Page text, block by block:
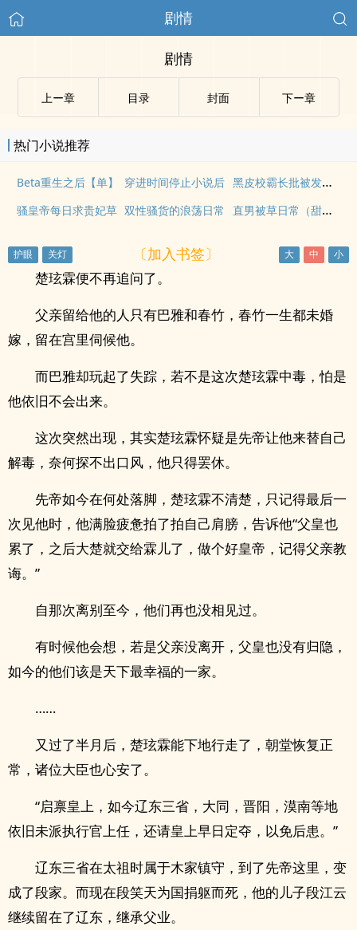
剧情
剧情
上ー章 目录 封面 下ー章
热门小说推荐
Beta重生之后【单】 穿进时间停止小说后 黑皮校霸长批被发现后
骚皇帝每日求贵妃草 双性骚货的浪荡日常 直男被草日常（甜，NP）
〔加入书签〕
楚玹霖便不再追问了。
父亲留给他的人只有巴雅和春竹，春竹一生都未婚
嫁，留在宫里伺候他。
而巴雅却玩起了失踪，若不是这次楚玹霖中毒，怕是
他依旧不会出来。
这次突然出现，其实楚玹霖怀疑是先帝让他来替自己
解毒，奈何探不出口风，他只得罢休。
先帝如今在何处落脚，楚玹霖不清楚，只记得最后一
次见他时，他满脸疲惫拍了拍自己肩膀，告诉他“父皇也
累了，之后大楚就交给霖儿了，做个好皇帝，记得父亲教
诲。”
自那次离别至今，他们再也没相见过。
有时候他会想，若是父亲没离开，父皇也没有归隐，
如今的他们该是天下最幸福的一家。
……
又过了半月后，楚玹霖能下地行走了，朝堂恢复正
常，诸位大臣也心安了。
“启禀皇上，如今辽东三省，大同，晋阳，漠南等地
依旧未派执行官上任，还请皇上早日定夺，以免后患。”
辽东三省在太祖时属于木家镇守，到了先帝这里，变
成了段家。而现在段笑天为国捐躯而死，他的儿子段江云
继续留在了辽东，继承父业。